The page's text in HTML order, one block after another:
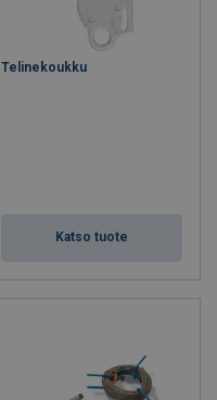
Telinekoukku
Katso tuote